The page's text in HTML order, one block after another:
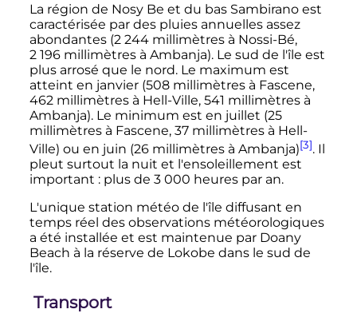
La région de Nosy Be et du bas Sambirano est
caractérisée par des pluies annuelles assez
abondantes (2 244 millimètresà Nossi-Bé,
2 196 millimètresà Ambanja). Le sud de l'île est
plus arrosé que le nord. Le maximum est
atteint en janvier (508 millimètresà Fascene,
462 millimètresà Hell-Ville, 541 millimètresà
Ambanja). Le minimum est en juillet (25
millimètresà Fascene, 37 millimètresà Hell-
Ville) ou en juin (26 millimètresà Ambanja)[3]. Il
pleut surtout la nuit et l'ensoleillement est
important : plus de 3 000 heures par an.
L'unique station météo de l'île diffusant en
temps réel des observations météorologiques
a été installée et est maintenue par Doany
Beach à la réserve de Lokobe dans le sud de
l'île.
Transport